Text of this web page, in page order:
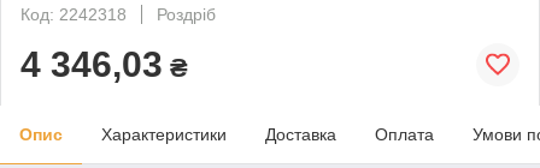
Код: 2242318
Роздріб
4 346,03 ₴
Опис Характеристики Доставка Оплата Умови